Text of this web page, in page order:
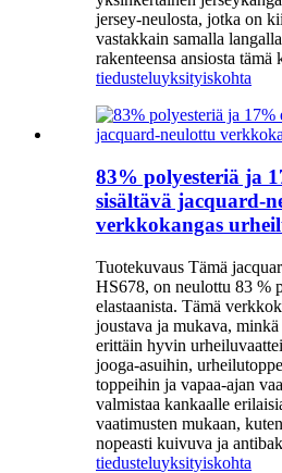
jersey-neulosta, jotka on
vastakkain samalla
rakenteensa ansiosta tämä
tiedusteluyksityiskohta
83% polyesteriä ja
sisältävä jacquard-
verkkokangas
Tuotekuvaus Tämä
HS678, on neulottu 83 %
elastaanista. Tämä
joustava ja mukava, minkä
erittäin hyvin
jooga-asuihin,
toppeihin ja vapaa-ajan
valmistaa kankaalle
vaatimusten mukaan,
nopeasti kuivuva ja
tiedusteluyksityiskohta